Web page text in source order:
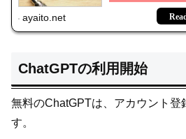
ayaito.net
ChatGPTの利用開始
無料のChatGPTは、アカウント登
す。